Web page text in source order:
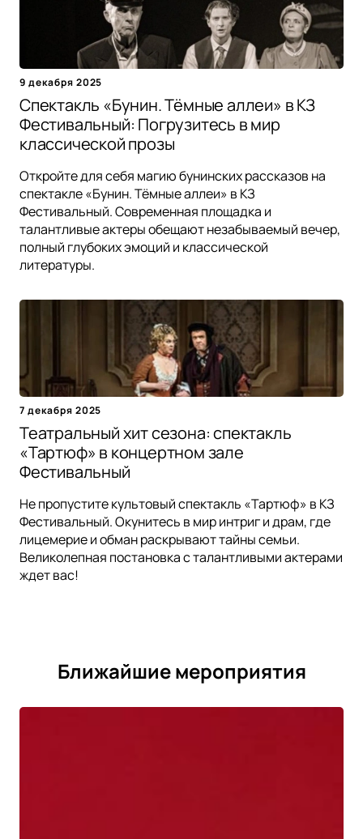
9 декабря 2025
Спектакль «Бунин. Тёмные аллеи» в КЗ
Фестивальный: Погрузитесь в мир
классической прозы
Откройте для себя магию бунинских рассказов на
спектакле «Бунин. Тёмные аллеи» в КЗ
Фестивальный. Современная площадка и
талантливые актеры обещают незабываемый вечер,
полный глубоких эмоций и классической
литературы.
7 декабря 2025
Театральный хит сезона: спектакль
«Тартюф» в концертном зале
Фестивальный
Не пропустите культовый спектакль «Тартюф» в КЗ
Фестивальный. Окунитесь в мир интриг и драм, где
лицемерие и обман раскрывают тайны семьи.
Великолепная постановка с талантливыми актерами
ждет вас!
Ближайшие мероприятия